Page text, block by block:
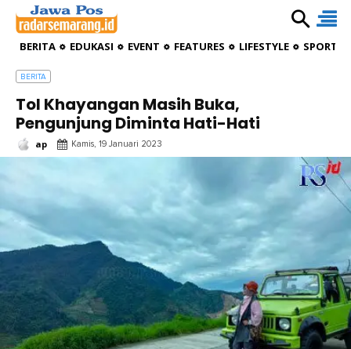
BERITA EDUKASI EVENT FEATURES LIFESTYLE
BERITA
Tol Khayangan Masih Buka,
Pengunjung Diminta Hati-Hati
ap Kamis, 19 Januari 2023